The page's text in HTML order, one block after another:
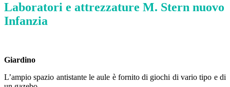
Laboratori e attrezzature M. Stern nuovo
Infanzia
Giardino
L’ampio spazio antistante le aule è fornito di giochi di vario tipo e di